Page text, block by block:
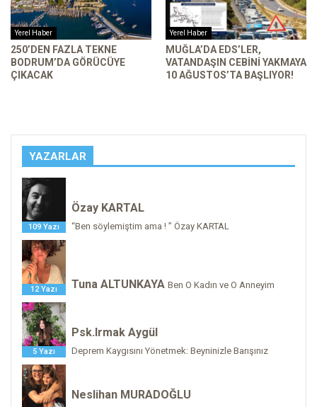
Yerel Haber
250’DEN FAZLA TEKNE
BODRUM’DA GÖRÜCÜYE
ÇIKACAK
Yerel Haber
MUĞLA’DA EDS’LER,
VATANDAŞIN CEBINI YAKMAYA
10 AĞUSTOS’TA BAŞLIYOR!
YAZARLAR
109 Yazı
Özay KARTAL
“Ben söylemiştim ama ! ” Özay KARTAL
12 Yazı Tuna ALTUNKAYA Ben O Kadın ve O Anneyim
5 Yazı
Psk.Irmak Aygül
Deprem Kaygısını Yönetmek: Beyninizle Barışınız
Neslihan MURADOĞLU